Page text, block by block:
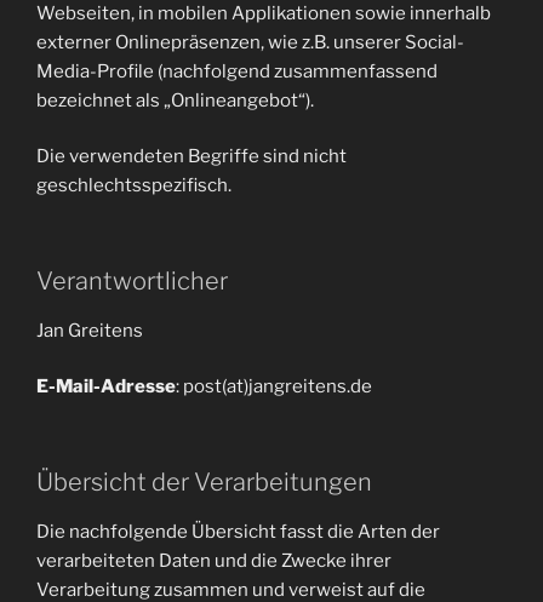
Webseiten, in mobilen Applikationen sowie innerhalb
externer Onlinepräsenzen, wie z.B. unserer Social-
Media-Profile (nachfolgend zusammenfassend
bezeichnet als „Onlineangebot“).
Die verwendeten Begriffe sind nicht
geschlechtsspezifisch.
Verantwortlicher
Jan Greitens
E-Mail-Adresse: post(at)jangreitens.de
Übersicht der Verarbeitungen
Die nachfolgende Übersicht fasst die Arten der
verarbeiteten Daten und die Zwecke ihrer
Verarbeitung zusammen und verweist auf die